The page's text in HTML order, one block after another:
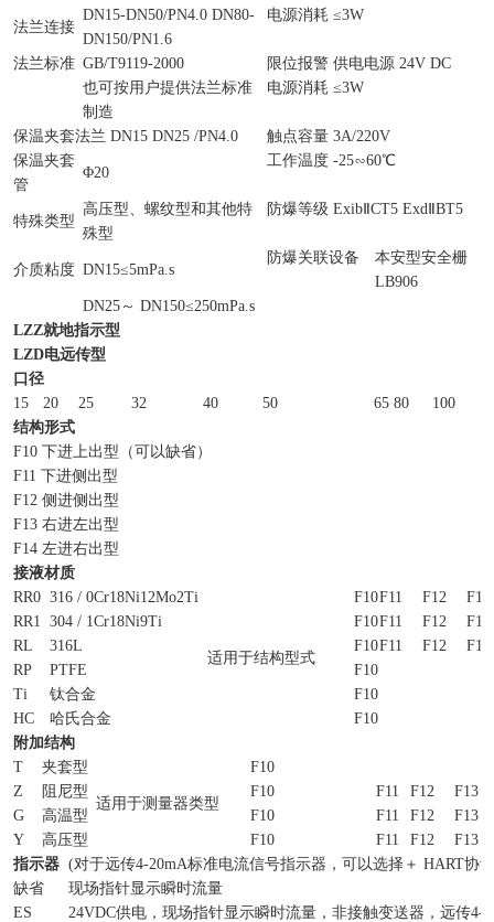
法兰连接
DN15-DN50/PN4.0 DN80-
DN150/PN1.6
电源消耗 ≤3W
法兰标准 GB/T9119-2000
限位报警 供电电源 24V DC
也可按用户提供法兰标准
制造
电源消耗 ≤3W
保温夹套法兰 DN15 DN25 /PN4.0
触点容量 3A/220V
保温夹套
管
Φ20
工作温度 -25∽60℃
特殊类型
高压型、螺纹型和其他特
殊型
防爆等级 ExibⅡCT5 ExdⅡBT5
介质粘度 DN15≤5mPa.s
防爆关联设备
本安型安全栅
LB906
DN25～ DN150≤250mPa.s
LZZ就地指示型
LZD电远传型
口径
15
20 25 32 40 50 65 80 100
结构形式
F10 下进上出型（可以缺省）
F11 下进侧出型
F12 侧进侧出型
F13 右进左出型
F14 左进右出型
接液材质
RR0 316 / 0Cr18Ni12Mo2Ti
适用于结构型式
F10F11 F12
F13
RR1
304 / 1Cr18Ni9Ti F10F11 F12
F13
RL
316L F10F11 F12
F13
RP
PTFE
F10
Ti
钛合金
F10
HC
哈氏合金
F10
附加结构
T
夹套型
适用于测量器类型
F10
Z
阻尼型 F10 F11 F12
F13
G
高温型 F10 F11 F12
F13
Y
高压型 F10 F11 F12
F13
指示器 (对于远传4-20mA标准电流信号指示器，可以选择＋ HART协
现场指针显示瞬时流量
24VDC供电，现场指针显示瞬时流量，非接触变送器，远传4-
缺省
ES